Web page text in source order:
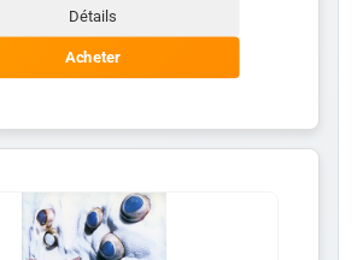
Détails
Acheter